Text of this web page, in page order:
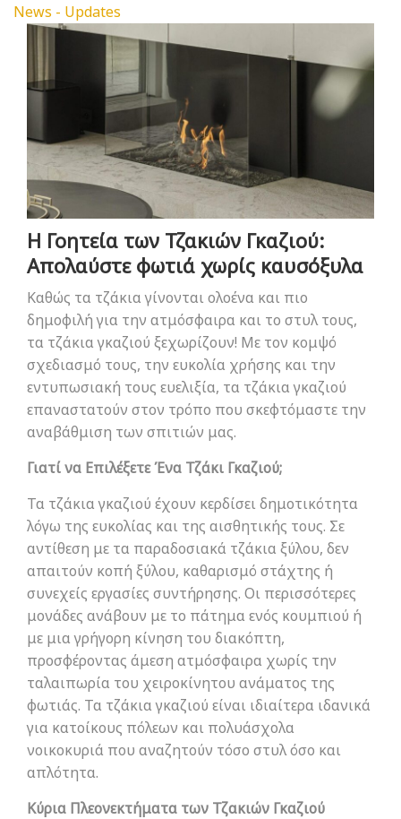
News - Updates
Η Γοητεία των Τζακιών Γκαζιού:
Απολαύστε φωτιά χωρίς καυσόξυλα
Καθώς τα τζάκια γίνονται ολοένα και πιο
δημοφιλή για την ατμόσφαιρα και το στυλ τους,
τα τζάκια γκαζιού ξεχωρίζουν! Με τον κομψό
σχεδιασμό τους, την ευκολία χρήσης και την
εντυπωσιακή τους ευελιξία, τα τζάκια γκαζιού
επαναστατούν στον τρόπο που σκεφτόμαστε την
αναβάθμιση των σπιτιών μας.
Γιατί να Επιλέξετε Ένα Τζάκι Γκαζιού;
Τα τζάκια γκαζιού έχουν κερδίσει δημοτικότητα
λόγω της ευκολίας και της αισθητικής τους. Σε
αντίθεση με τα παραδοσιακά τζάκια ξύλου, δεν
απαιτούν κοπή ξύλου, καθαρισμό στάχτης ή
συνεχείς εργασίες συντήρησης. Οι περισσότερες
μονάδες ανάβουν με το πάτημα ενός κουμπιού ή
με μια γρήγορη κίνηση του διακόπτη,
προσφέροντας άμεση ατμόσφαιρα χωρίς την
ταλαιπωρία του χειροκίνητου ανάματος της
φωτιάς. Τα τζάκια γκαζιού είναι ιδιαίτερα ιδανικά
για κατοίκους πόλεων και πολυάσχολα
νοικοκυριά που αναζητούν τόσο στυλ όσο και
απλότητα.
Κύρια Πλεονεκτήματα των Τζακιών Γκαζιού